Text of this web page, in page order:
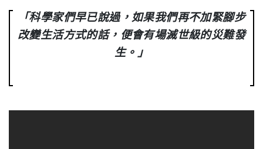
「科學家們早已說過，如果我們再不加緊腳步
改變生活方式的話，便會有場滅世級的災難發
生。」